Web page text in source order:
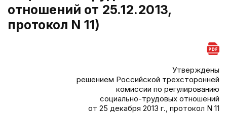
отношений от 25.12.2013,
протокол N 11)
Утверждены
решением Российской трехсторонней
комиссии по регулированию
социально-трудовых отношений
от 25 декабря 2013 г., протокол N 11